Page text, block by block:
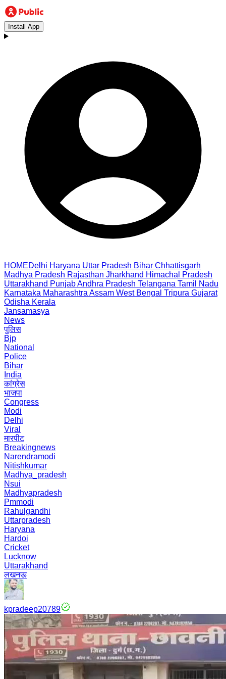
Install App
HOMEDelhi Haryana Uttar Pradesh Bihar Chhattisgarh
Madhya Pradesh Rajasthan Jharkhand Himachal Pradesh
Uttarakhand PunjabAndhra Pradesh Telangana Tamil Nadu
Karnataka Maharashtra Assam West Bengal Tripura Gujarat
Odisha Kerala
Jansamasya
News
पुलिस
Bjp
National
Police
Bihar
India
कांग्रेस
भाजपा
Congress
Modi
Delhi
Viral
मारपीट
Breakingnews
Narendramodi
Nitishkumar
Madhya_pradesh
Nsui
Madhyapradesh
Pmmodi
Rahulgandhi
Uttarpradesh
Haryana
Hardoi
Cricket
Lucknow
Uttarakhand
लखनऊ
kpradeep20789